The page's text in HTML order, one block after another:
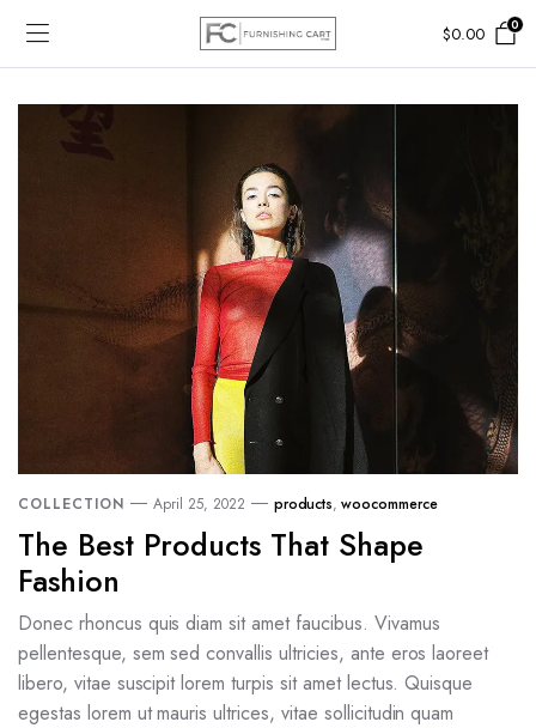
$0.00 0
COLLECTION April 25, 2022 products, woocommerce
The Best Products That Shape
Fashion
Donec rhoncus quis diam sit amet faucibus. Vivamus
pellentesque, sem sed convallis ultricies, ante eros laoreet
libero, vitae suscipit lorem turpis sit amet lectus. Quisque
egestas lorem ut mauris ultrices, vitae sollicitudin quam